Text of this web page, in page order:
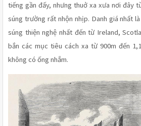
tiếng gần đấy, nhưng thuở xa xưa nơi đây
súng trường rất nhộn nhịp. Danh giá nhất
súng thiện nghệ nhất đến từ Ireland,
bắn các mục tiêu cách xa từ 900m đến
không có ống nhắm.